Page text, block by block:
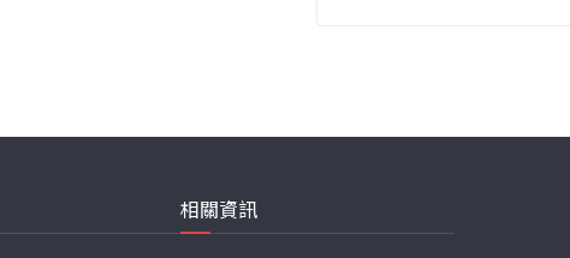
相關資訊